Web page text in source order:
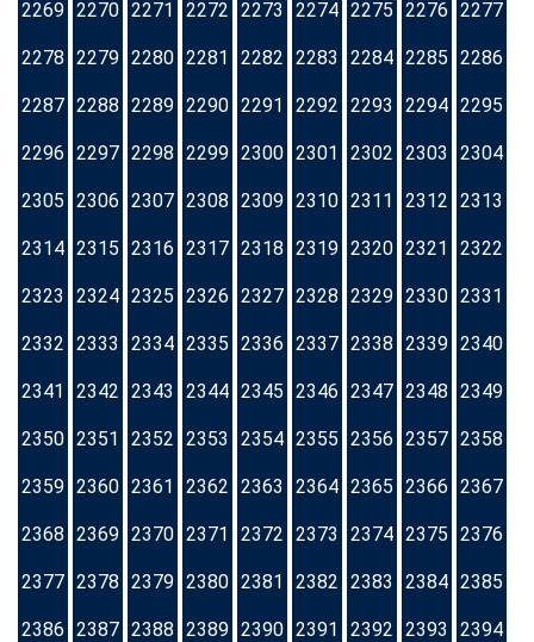
2269 2270 2271 2272 2273 2274 2275 2276 2277
2278 2279 2280 2281 2282 2283 2284 2285 2286
2287 2288 2289 2290 2291 2292 2293 2294 2295
2296 2297 2298 2299 2300 2301 2302 2303 2304
2305 2306 2307 2308 2309 2310 2311 2312 2313
2314 2315 2316 2317 2318 2319 2320 2321 2322
2323 2324 2325 2326 2327 2328 2329 2330 2331
2332 2333 2334 2335 2336 2337 2338 2339 2340
2341 2342 2343 2344 2345 2346 2347 2348 2349
2350 2351 2352 2353 2354 2355 2356 2357 2358
2359 2360 2361 2362 2363 2364 2365 2366 2367
2368 2369 2370 2371 2372 2373 2374 2375 2376
2377 2378 2379 2380 2381 2382 2383 2384 2385
2386 2387 2388 2389 2390 2391 2392 2393 2394